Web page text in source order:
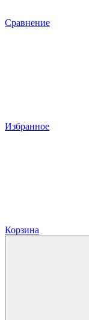
Сравнение
Избранное
Корзина